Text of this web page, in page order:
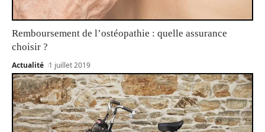
Remboursement de l’ostéopathie : quelle assurance
choisir ?
Actualité 1 juillet 2019